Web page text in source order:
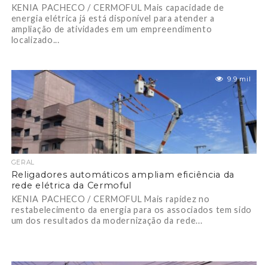
KENIA PACHECO / CERMOFUL Mais capacidade de
energia elétrica já está disponível para atender a
ampliação de atividades em um empreendimento
localizado...
9.9 mil
GERAL
Religadores automáticos ampliam eficiência da
rede elétrica da Cermoful
KENIA PACHECO / CERMOFUL Mais rapidez no
restabelecimento da energia para os associados tem sido
um dos resultados da modernização da rede...